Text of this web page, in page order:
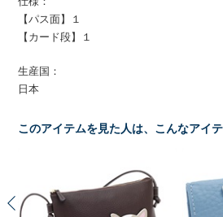
【パス面】１
【カード段】１
生産国：
日本
このアイテムを見た人は、こんなアイ